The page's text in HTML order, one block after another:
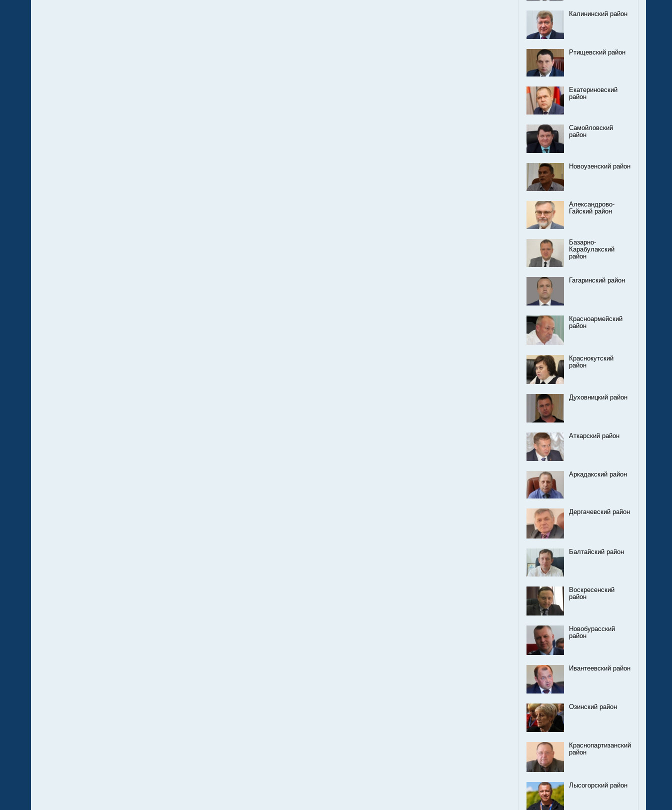
Калининский район
Ртищевский район
Екатериновский
район
Самойловский
район
Новоузенский район
Александрово-
Гайский район
Базарно-
Карабулакский
район
Гагаринский район
Красноармейский
район
Краснокутский
район
Духовницкий район
Аткарский район
Аркадакский район
Дергачевский район
Балтайский район
Воскресенский
район
Новобурасский
район
Ивантеевский район
Озинский район
Краснопартизанский
район
Лысогорский район